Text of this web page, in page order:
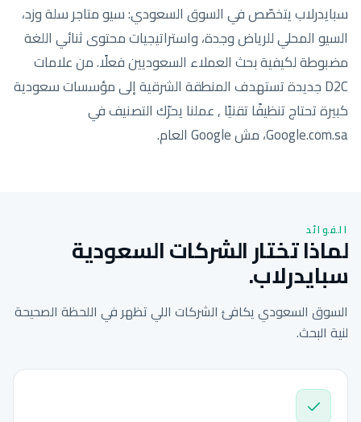
سبايدرلاب يتخصّص في السوق السعودي: سيو متاجر سلة وزد،
السيو المحلي للرياض وجدة، واستراتيجيات محتوى ثنائي اللغة
مضبوطة لكيفية بحث العملاء السعوديين فعلًا. من علامات
D2C جديدة تستهدف المنطقة الشرقية إلى مؤسسات سعودية
كبيرة تحتاج تنظيفًا تقنيًا , عملنا يحرّك التصنيف في
Google.com.sa، مش Google العام.
الفوائد
لماذا تختار الشركات السعودية
سبايدرلاب.
السوق السعودي يكافئ الشركات اللي تظهر في اللحظة الصحيحة
لنية البحث.